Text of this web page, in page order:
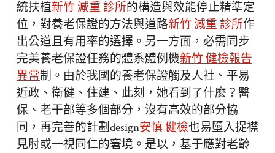
統扶植新竹 減重 診所的構造與效能停止精準定
位，對養老保證的方法與道路新竹 減重 診所作
出公道且有用率的選擇。另一方面，必需同步
完美養老保證任務的體系體例機新竹 健檢報告
異常制。由於我國的養老保證觸及人社、平易
近政、衛健、住建、此刻，她看到了什麼？醫
保、老干部等多個部分，沒有高效的部分協
同，再完善的計劃design安慎 健檢也易墮入捉襟
見肘或一視同仁的窘境。是以，基于應對老齡